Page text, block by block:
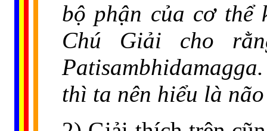
bộ phận của cơ thể
Chú Giải cho
thì ta nên hiểu là